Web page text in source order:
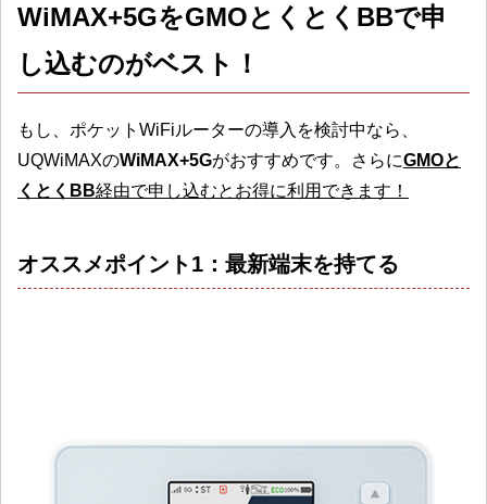
WiMAX+5GをGMOとくとくBBで申
し込むのがベスト！
もし、ポケットWiFiルーターの導入を検討中なら、
UQWiMAXのWiMAX+5Gがおすすめです。さらにGMOと
くとくBB経由で申し込むとお得に利用できます！
オススメポイント1：最新端末を持てる